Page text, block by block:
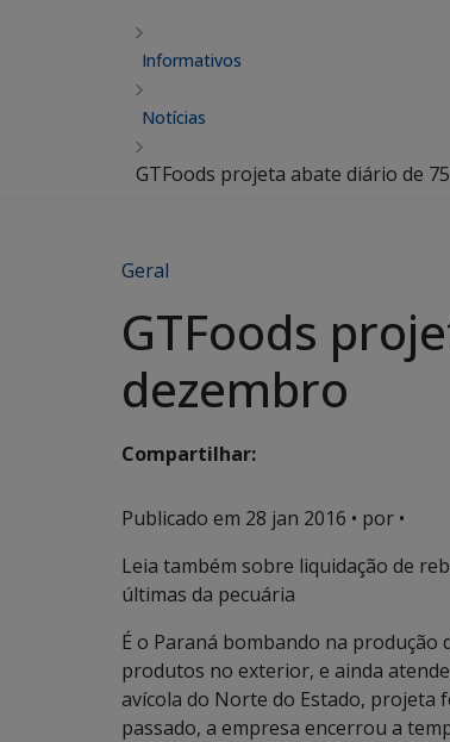
Informativos
Notícias
GTFoods projeta abate diário de
Geral
GTFoods
dezembro
Compartilhar:
Publicado em 28 jan 2016 • por •
Leia também sobre liquidação de
últimas da pecuária
É o Paraná bombando na produção
produtos no exterior, e ainda
avícola do Norte do Estado, projeta
passado, a empresa encerrou a